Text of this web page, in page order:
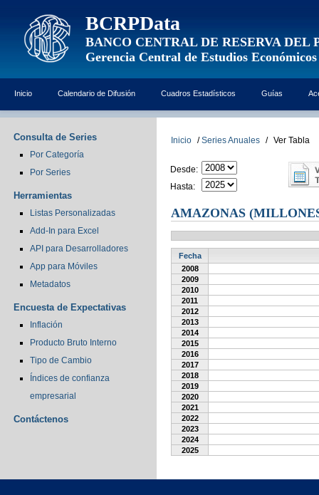
BCRPData
BANCO CENTRAL DE RESERVA DEL
Gerencia Central de Estudios Económicos
Inicio Calendario de Difusión Cuadros Estadísticos Guías
Consulta de Series
Por Categoría
Por Series
Herramientas
Listas Personalizadas
Add-In para Excel
API para Desarrolladores
App para Móviles
Metadatos
Encuesta de Expectativas
Inflación
Producto Bruto Interno
Tipo de Cambio
Índices de confianza
empresarial
Contáctenos
Inicio / Series Anuales / Ver Tabla
Desde:
Hasta:
AMAZONAS
Fecha
2008
2009
2010
2011
2012
2013
2014
2015
2016
2017
2018
2019
2020
2021
2022
2023
2024
2025